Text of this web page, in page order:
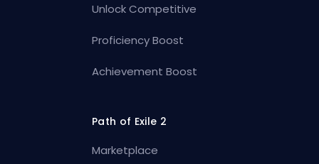
Unlock Competitive
Proficiency Boost
Achievement Boost
Path of Exile 2
Marketplace